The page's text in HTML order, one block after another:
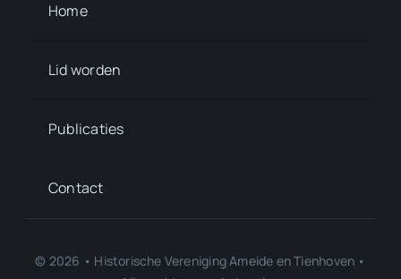
Home
Lid worden
Publicaties
Contact
© 2026 • Historische Vereniging Ameide en Tienhoven •